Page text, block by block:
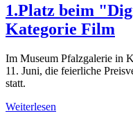
1.Platz beim
Kategorie Film
Im Museum Pfalzgalerie in
11. Juni, die feierliche
statt.
Weiterlesen